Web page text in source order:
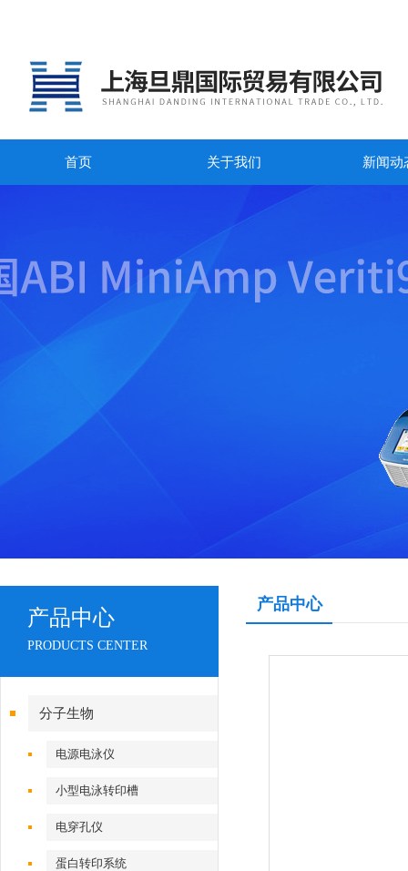
首页 关于我们 新闻动
产品中心
PRODUCTS CENTER
分子生物
电源电泳仪
小型电泳转印槽
电穿孔仪
蛋白转印系统
产品中心